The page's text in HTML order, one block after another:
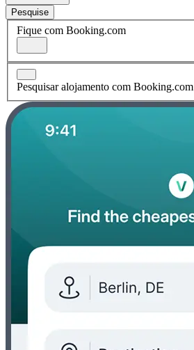
Pesquise
Fique com Booking.com
Pesquisar alojamento com Booking.com